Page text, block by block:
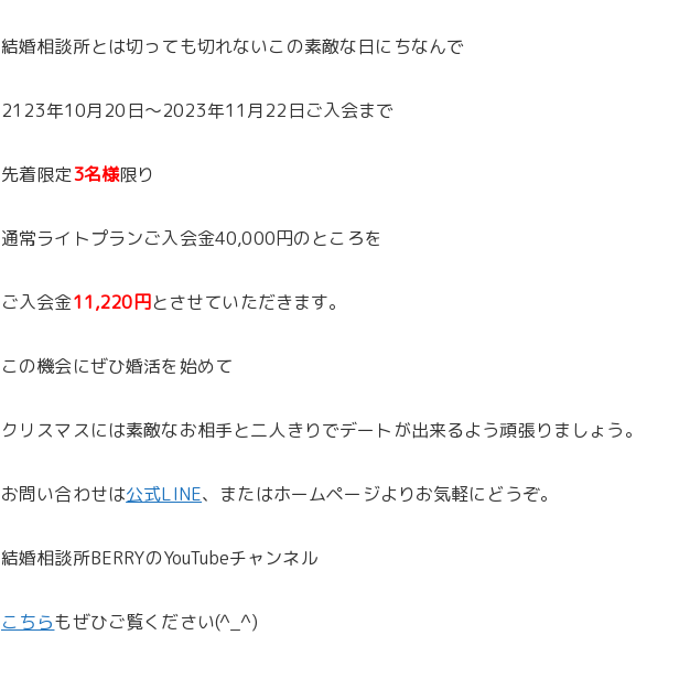
結婚相談所とは切っても切れないこの素敵な日にちなんで
2123年10月20日～2023年11月22日ご入会まで
先着限定3名様限り
通常ライトプランご入会金40,000円のところを
ご入会金11,220円とさせていただきます。
この機会にぜひ婚活を始めて
クリスマスには素敵なお相手と二人きりでデートが出来るよう頑張りましょう。
お問い合わせは公式LINE、またはホームページよりお気軽にどうぞ。
結婚相談所BERRYのYouTubeチャンネル
こちらもぜひご覧ください(^_^)